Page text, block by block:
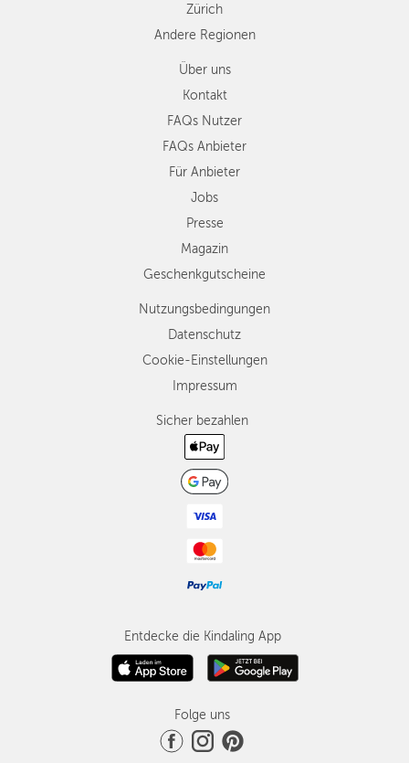
Zürich
Andere Regionen
Über uns
Kontakt
FAQs Nutzer
FAQs Anbieter
Für Anbieter
Jobs
Presse
Magazin
Geschenkgutscheine
Nutzungsbedingungen
Datenschutz
Cookie-Einstellungen
Impressum
Sicher bezahlen
Entdecke die Kindaling App
Folge uns